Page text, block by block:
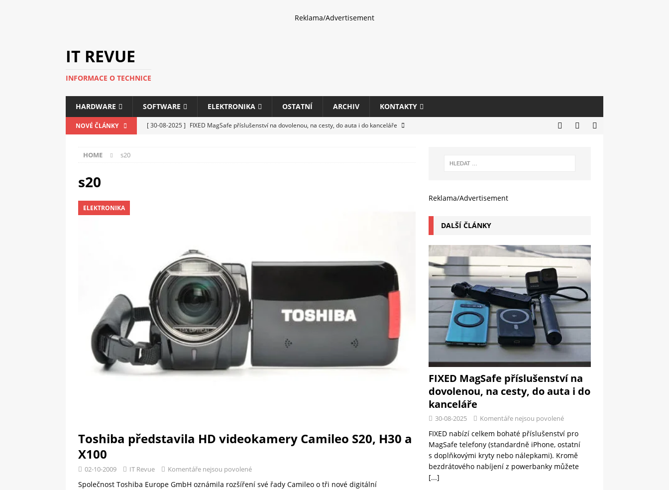
Reklama/Advertisement
IT REVUE
INFORMACE O TECHNICE
HARDWARE SOFTWARE ELEKTRONIKA OSTATNÍ ARCHIV KONTAKTY
NOVÉ ČLÁNKY [ 30-08-2025 ] FIXED MagSafe příslušenství na dovolenou, na cesty, do auta i do kanceláře
[ 06-05-2025 ] Blockchain a růst krypto kasin: Co by měli vědět milovníci technologií
SOFTWARE
HOME s20
s20
ELEKTRONIKA
Toshiba představila HD videokamery Camileo S20, H30 a
X100
02-10-2009 IT Revue Komentáře nejsou povolené
Společnost Toshiba Europe GmbH oznámila rozšíření své řady Camileo o tři nové digitální
Reklama/Advertisement
DALŠÍ ČLÁNKY
FIXED MagSafe příslušenství na
dovolenou, na cesty, do auta i do
kanceláře
30-08-2025 Komentáře nejsou povolené
FIXED nabízí celkem bohaté příslušenství pro
MagSafe telefony (standardně iPhone, ostatní
s doplňkovými kryty nebo nálepkami). Kromě
bezdrátového nabíjení z powerbanky můžete
[...]